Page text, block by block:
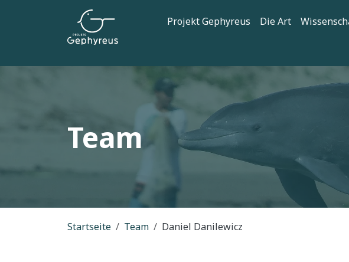
Hauptnavigation
Projekt Gephyreus Die Art
Team
Pfadnavigation
Startseite Team Daniel Danilewicz